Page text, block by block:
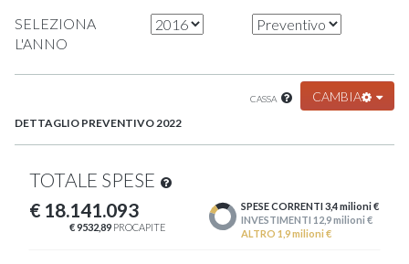
SELEZIONA
L'ANNO
CASSA CAMBIA
DETTAGLIO PREVENTIVO 2022
TOTALE SPESE
€ 18.141.093
€ 9532,89 PROCAPITE
SPESE CORRENTI 3,4 milioni €
INVESTIMENTI 12,9 milioni €
ALTRO 1,9 milioni €